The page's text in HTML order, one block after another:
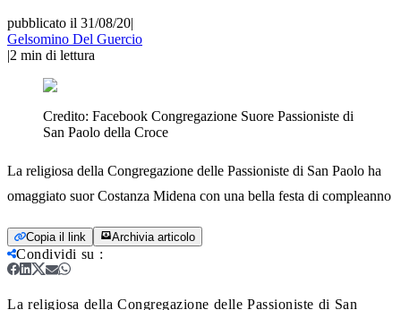
pubblicato il 31/08/20|
Gelsomino Del Guercio
|2 min di lettura
Credito: Facebook Congregazione Suore Passioniste di
San Paolo della Croce
La religiosa della Congregazione delle Passioniste di San Paolo ha
omaggiato suor Costanza Midena con una bella festa di compleanno
Copia il link Archivia articolo
Condividi su :
La religiosa della Congregazione delle Passioniste di San